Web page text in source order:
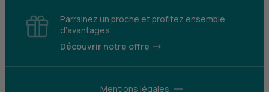
Parrainez un proche et profitez ensemble
d’avantages
Découvrir notre offre
Mentions légales